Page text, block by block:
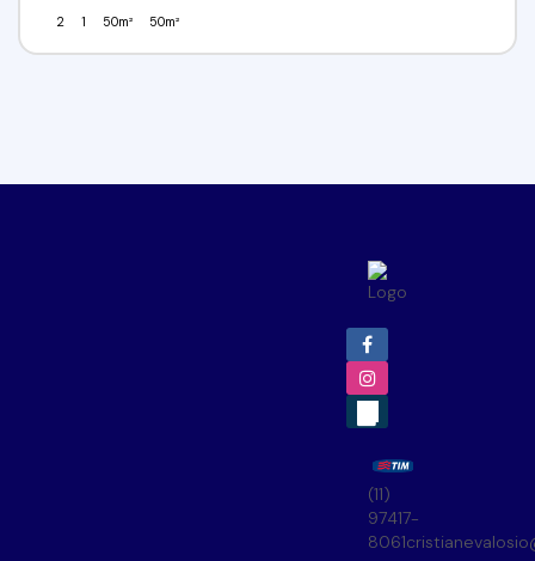
2 1 50m² 50m²
(11)
97417-
8061